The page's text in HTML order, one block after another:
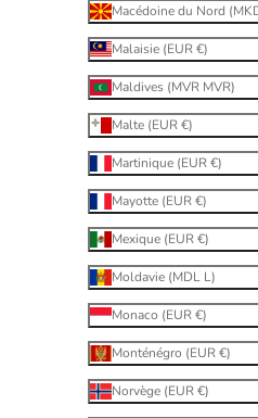
Macédoine du Nord
Malaisie (EUR €)
Maldives (MVR MVR)
Malte (EUR €)
Martinique (EUR €)
Mayotte (EUR €)
Mexique (EUR €)
Moldavie (MDL L)
Monaco (EUR €)
Monténégro (EUR €)
Norvège (EUR €)